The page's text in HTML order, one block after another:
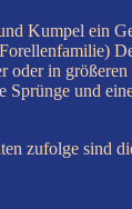
Kumpel ein
in
Sprünge und
zufolge sind